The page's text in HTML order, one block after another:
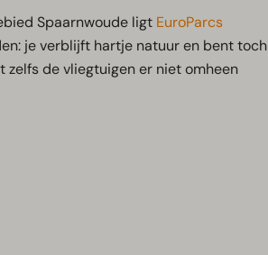
Spaarnwoude ligt EuroParcs
je verblijft hartje natuur en bent toch
zelfs de vliegtuigen er niet omheen